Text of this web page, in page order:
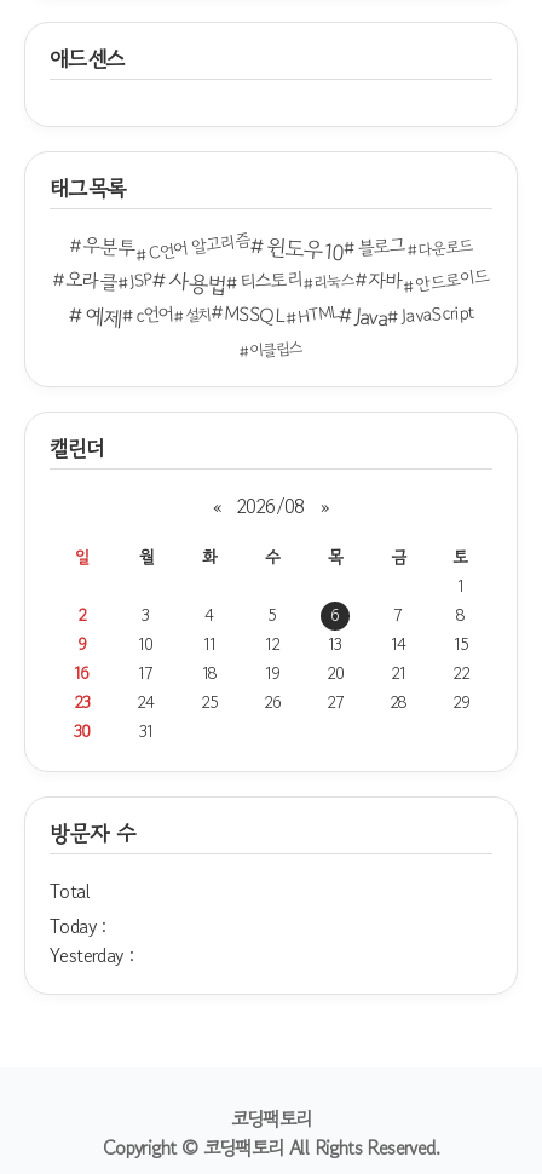
애드센스
태그목록
우분투 C언어 알고리즘 윈도우10 블로그 다운로드
오라클 JSP 사용법 티스토리 리눅스 자바 안드로이드
예제 c언어 설치 MSSQL HTML Java JavaScript
이클립스
캘린더
« 2026/08 »
일 월 화 수 목 금
토
1
2
3 4 5 6 7
8
9
10 11 12 13 14
15
16
17 18 19 20 21
22
23
24 25 26 27 28
29
30
31
방문자 수
Total
Today :
Yesterday :
코딩팩토리
Copyright © 코딩팩토리 All Rights Reserved.